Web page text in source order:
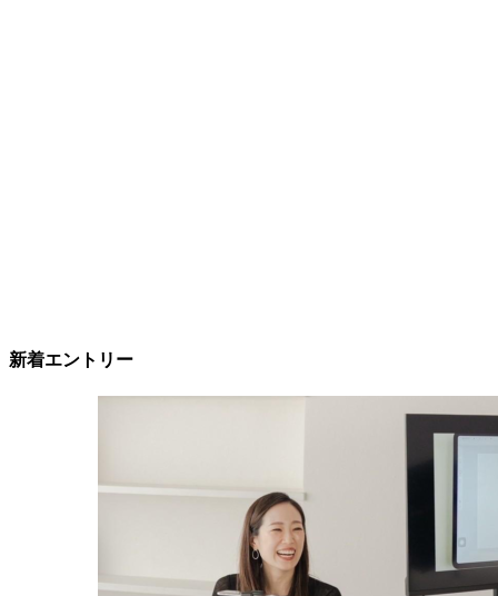
新着エントリー